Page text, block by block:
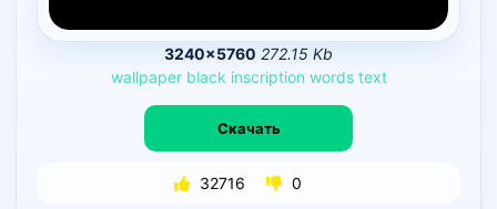
3240×5760 272.15 Kb
wallpaper black inscription words text
Скачать
32716 0